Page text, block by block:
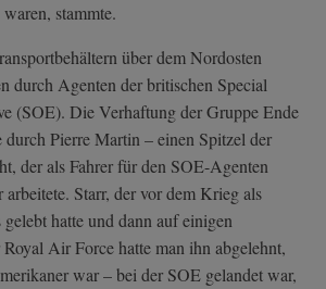
stammte.
über dem Nordosten
durch Agenten der britischen Special
(SOE). Die Verhaftung der Gruppe Ende
Pierre Martin – einen Spitzel der
der als Fahrer für den SOE-Agenten
arbeitete. Starr, der vor dem Krieg als
hatte und dann auf einigen
Air Force hatte man ihn abgelehnt,
war – bei der SOE gelandet war,